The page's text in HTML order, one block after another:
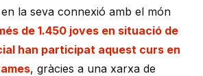
la seva connexió amb el món
de 1.450 joves en situació de
han participat aquest curs en
, gràcies a una xarxa de